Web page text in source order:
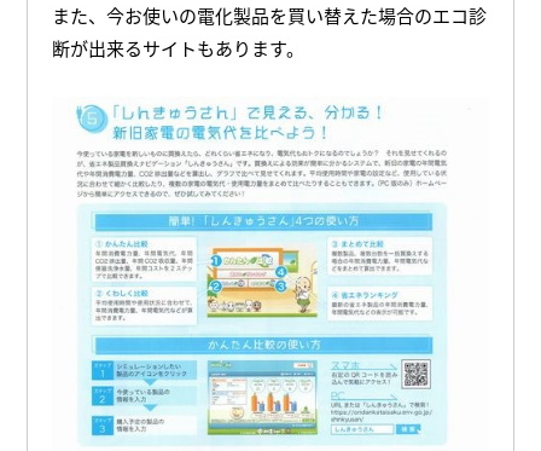
また、今お使いの電化製品を買い替えた場合のエコ診
断が出来るサイトもあります。